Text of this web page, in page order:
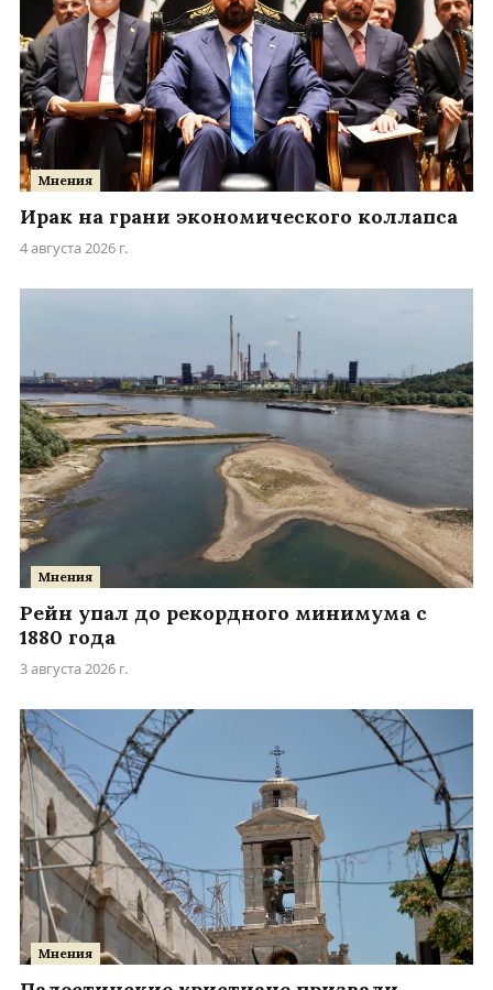
Мнения
Ирак на грани экономического коллапса
4 августа 2026 г.
Мнения
Рейн упал до рекордного минимума с
1880 года
3 августа 2026 г.
Мнения